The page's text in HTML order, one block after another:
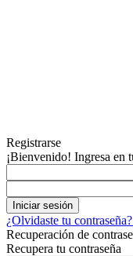
Registrarse
¡Bienvenido! Ingresa en
¿Olvidaste tu
Recuperación de
Recupera tu contraseña